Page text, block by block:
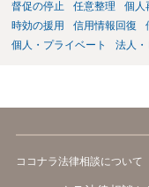
督促の停止
任意整理 個人
時効の援用
信用情報回復
個人・プライベート
法人
ココナラ法律相談について